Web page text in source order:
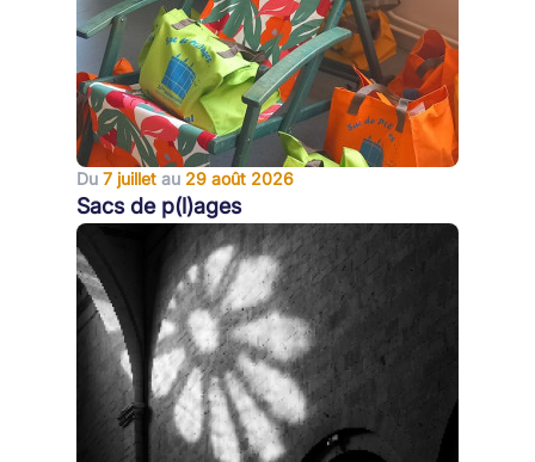
Du 7 juillet au 29 août 2026
Sacs de p(l)ages